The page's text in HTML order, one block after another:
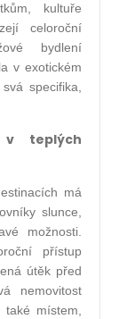
kultuře
celoroční
bydlení
v exotickém
specifika,
v teplých
má
slunce,
možnosti.
přístup
útěk před
nemovitost
místem,